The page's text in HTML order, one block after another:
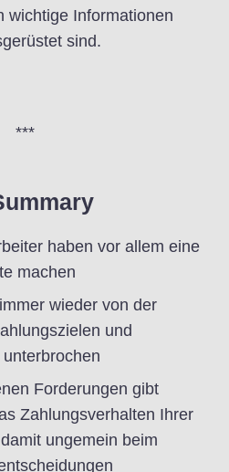
wichtige Informationen
sind.
***
haben vor allem eine
machen
wieder von der
und
Forderungen gibt
Zahlungsverhalten Ihrer
ungemein beim